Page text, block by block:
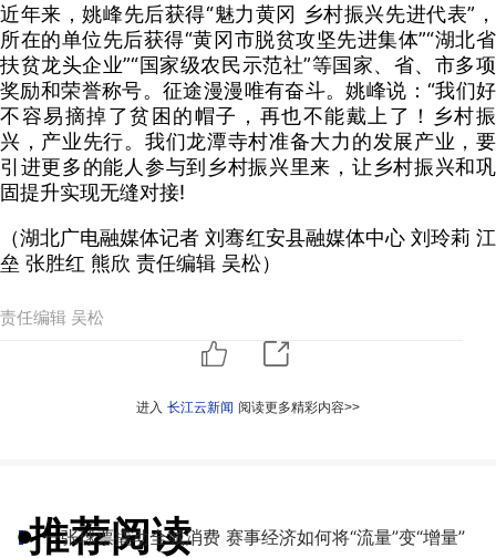
近年来，姚峰先后获得“魅力黄冈 乡村振兴先进代表”，
所在的单位先后获得“黄冈市脱贫攻坚先进集体”“湖北省
扶贫龙头企业”“国家级农民示范社”等国家、省、市多项
奖励和荣誉称号。征途漫漫唯有奋斗。姚峰说：“我们好
不容易摘掉了贫困的帽子，再也不能戴上了！乡村振
兴，产业先行。我们龙潭寺村准备大力的发展产业，要
引进更多的能人参与到乡村振兴里来，让乡村振兴和巩
固提升实现无缝对接!
（湖北广电融媒体记者 刘骞红安县融媒体中心 刘玲莉 江
垒 张胜红 熊欣 责任编辑 吴松）
责任编辑 吴松
进入 长江云新闻 阅读更多精彩内容>>
推荐阅读
● 一张球票撬动全城消费 赛事经济如何将“流量”变“增量”